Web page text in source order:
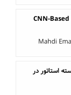
CNN-
Mahdi
استاتور در